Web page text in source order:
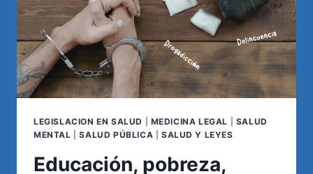
ÉTICA
NOS
DICEN
SOBRE
EL
FUTURO
NUESTROS
HIJOS
LEGISLACION EN SALUD MEDICINA LEGAL
SALUD
MENTAL |SALUD PÚBLICA SALUD Y LEYES
Educación, pobreza,